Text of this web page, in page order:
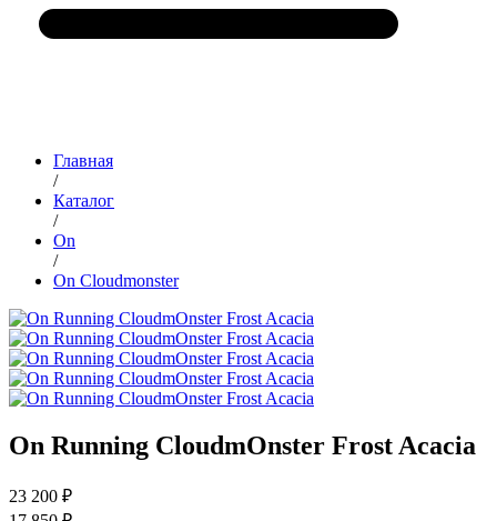
Главная
/
Каталог
/
On
/
On Cloudmonster
On Running CloudmOnster Frost Acacia
23 200 ₽